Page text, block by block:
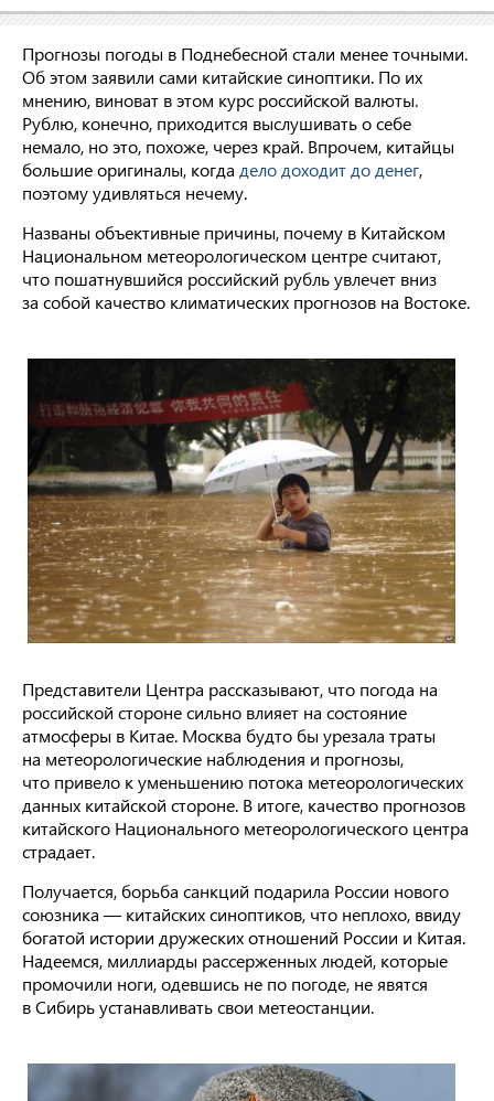
Прогнозы погоды в Поднебесной стали менее точными.
Об этом заявили сами китайские синоптики. По их
мнению, виноват в этом курс российской валюты.
Рублю, конечно, приходится выслушивать о себе
немало, но это, похоже, через край. Впрочем, китайцы
большие оригиналы, когда дело доходит до денег,
поэтому удивляться нечему.
Названы объективные причины, почему в Китайском
Национальном метеорологическом центре считают,
что пошатнувшийся российский рубль увлечет вниз
за собой качество климатических прогнозов на Востоке.
Представители Центра рассказывают, что погода на
российской стороне сильно влияет на состояние
атмосферы в Китае. Москва будто бы урезала траты
на метеорологические наблюдения и прогнозы,
что привело к уменьшению потока метеорологических
данных китайской стороне. В итоге, качество прогнозов
китайского Национального метеорологического центра
страдает.
Получается, борьба санкций подарила России нового
союзника — китайских синоптиков, что неплохо, ввиду
богатой истории дружеских отношений России и Китая.
Надеемся, миллиарды рассерженных людей, которые
промочили ноги, одевшись не по погоде, не явятся
в Сибирь устанавливать свои метеостанции.